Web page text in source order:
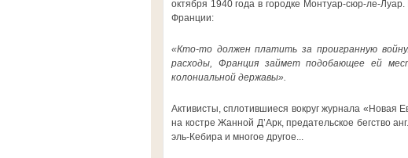
октября 1940 года в городке Монтуар-сюр-ле-
Франции:
«Кто-то должен платить за проигранную
расходы, Франция займет подобающее ей
колониальной державы».
Активисты, сплотившиеся вокруг журнала «Новая
на костре Жанной Д’Арк, предательское бегство
эль-Кебира и многое другое...